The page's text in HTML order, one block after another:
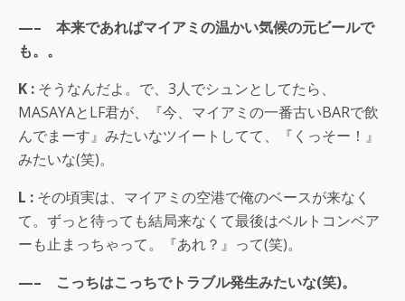
—– 本来であればマイアミの温かい気候の元ビールで
も。。
K : そうなんだよ。で、3人でシュンとしてたら、
MASAYAとLF君が、『今、マイアミの一番古いBARで飲
んでまーす』みたいなツイートしてて、『くっそー！』
みたいな(笑)。
L : その頃実は、マイアミの空港で俺のベースが来なく
て。ずっと待っても結局来なくて最後はベルトコンベア
ーも止まっちゃって。『あれ？』って(笑)。
—– こっちはこっちでトラブル発生みたいな(笑)。